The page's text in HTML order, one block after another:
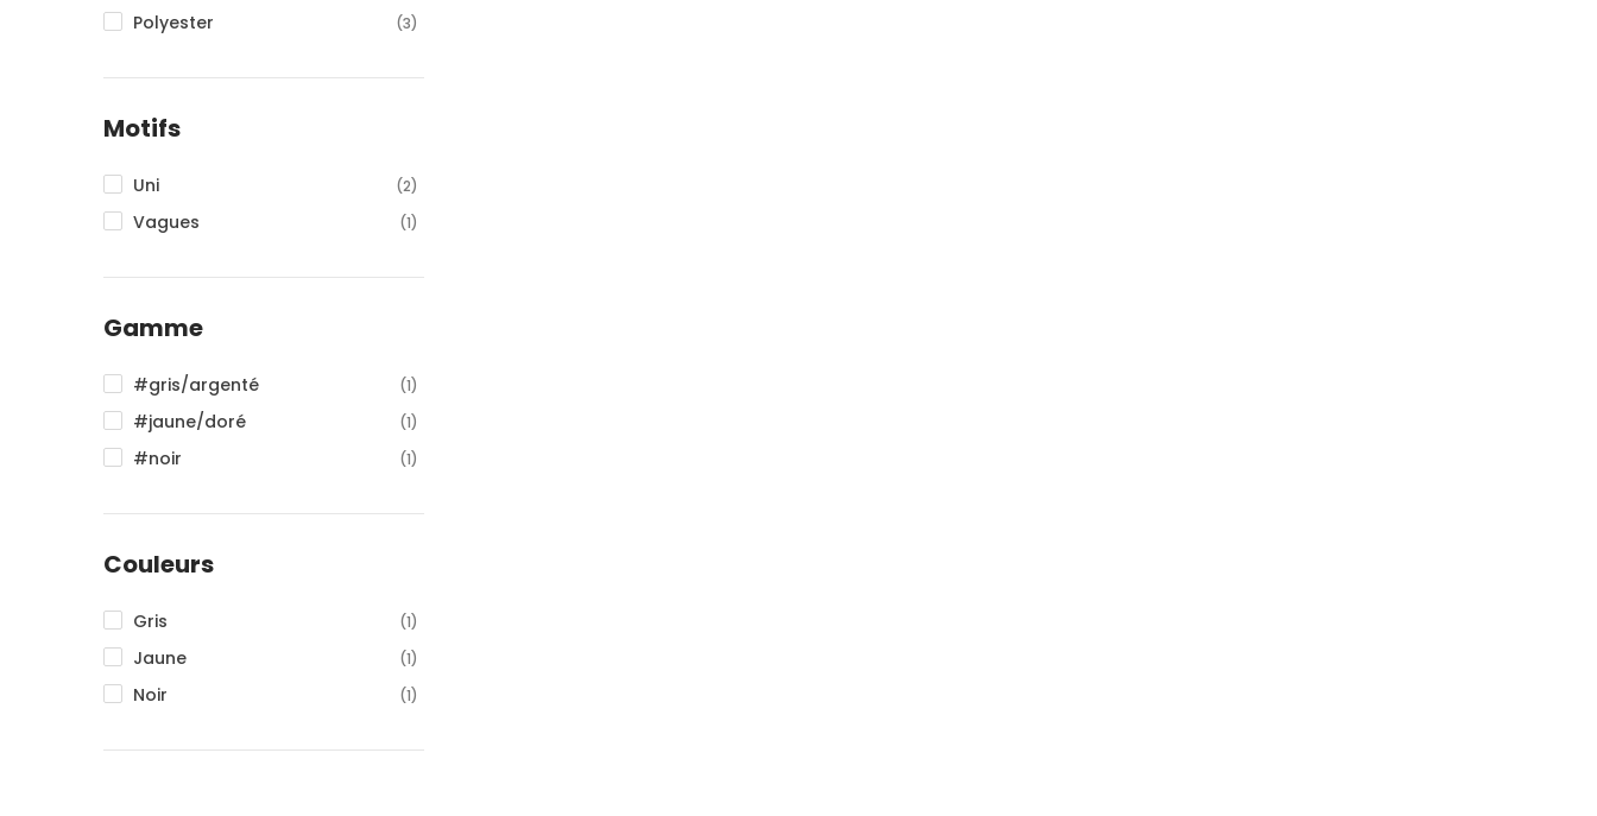
Polyester (3)
Motifs
Uni (2)
Vagues (1)
Gamme
#gris/argenté (1)
#jaune/doré (1)
#noir (1)
Couleurs
Gris (1)
Jaune (1)
Noir (1)